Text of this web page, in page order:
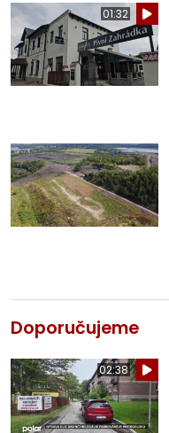
01:32
Doporučujeme
02:38